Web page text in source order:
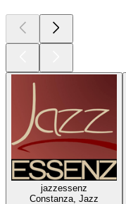
jazzessenz
Constanza, Jazz